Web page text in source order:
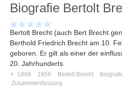
Biografie Bertolt
Bertolt Brecht (auch Bert Brecht
Berthold Friedrich Brecht am 10.
geboren. Er gilt als einer der
20. Jahrhunderts.
+ 1898 1956 Bertolt Brecht
Zusammenfassung